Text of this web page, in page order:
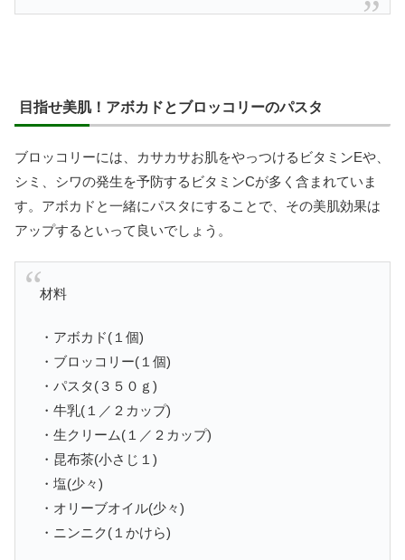
目指せ美肌！アボカドとブロッコリーのパスタ
ブロッコリーには、カサカサお肌をやっつけるビタミンEや、
シミ、シワの発生を予防するビタミンCが多く含まれていま
す。アボカドと一緒にパスタにすることで、その美肌効果は
アップするといって良いでしょう。
材料
・アボカド(１個)
・ブロッコリー(１個)
・パスタ(３５０ｇ)
・牛乳(１／２カップ)
・生クリーム(１／２カップ)
・昆布茶(小さじ１)
・塩(少々)
・オリーブオイル(少々)
・ニンニク(１かけら)